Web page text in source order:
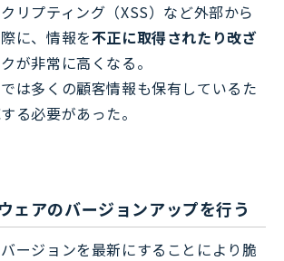
リプティング（XSS）など外部から
に、情報を不正に取得されたり改ざ
が非常に高くなる。
は多くの顧客情報も保有しているた
る必要があった。
ェアのバージョンアップを行う
ージョンを最新にすることにより脆